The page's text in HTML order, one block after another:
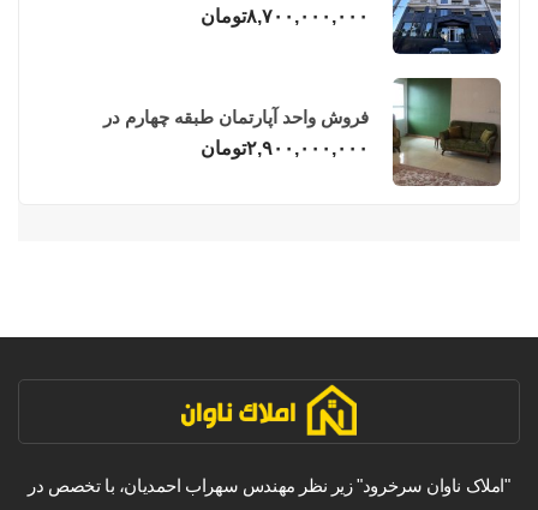
فریدونکنار
۸,۷۰۰,۰۰۰,۰۰۰تومان
فروش واحد آپارتمان طبقه چهارم در
فریدونکنار
۲,۹۰۰,۰۰۰,۰۰۰تومان
"املاک ناوان سرخرود" زیر نظر مهندس سهراب احمدیان، با تخصص در